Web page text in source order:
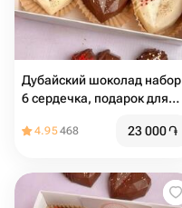
Дубайский шоколад набор
6 сердечка, подарок для
4.95468 23 000֏